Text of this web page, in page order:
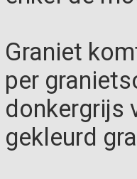
Graniet
per
donkergrijs
gekleurd